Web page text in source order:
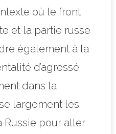
où le front
et la partie russe
également à la
d’agressé
dans la
largement les
Russie pour aller